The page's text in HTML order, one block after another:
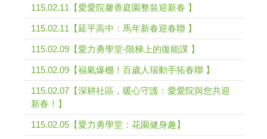
115.02.11【愛愛院馨香庭園整裝迎新春 】
115.02.11【延平高中：馬年新春迎春聯 】
115.02.09【愛力勇學堂-階梯上的復能課 】
115.02.09【福氣爆棚！百歲人瑞動手拓春聯 】
115.02.07【深耕社區，暖心守護：愛愛院與您共迎
新春！】
115.02.05【愛力勇學堂：花園健身趣】